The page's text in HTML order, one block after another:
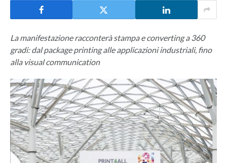
La manifestazione racconterà stampa e converting a 360
gradi: dal package printing alle applicazioni industriali, fino
alla visual communication